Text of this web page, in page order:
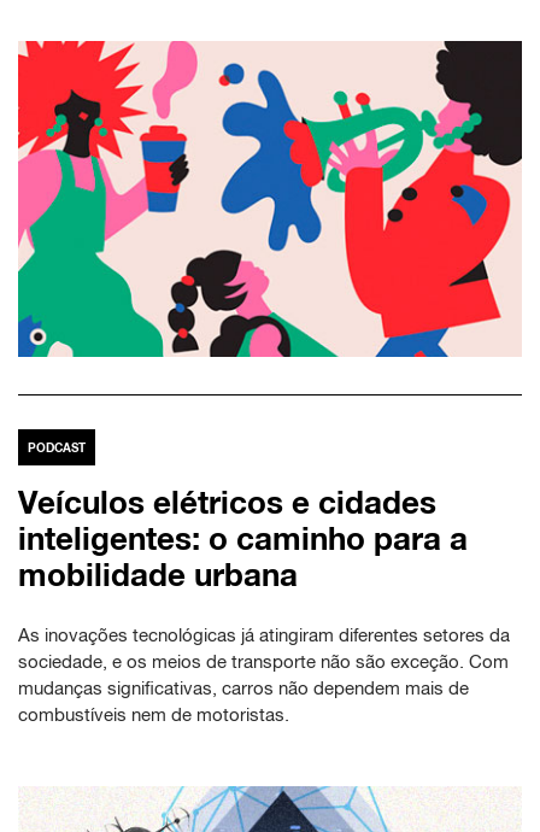
PODCAST
Veículos elétricos e cidades
inteligentes: o caminho para a
mobilidade urbana
As inovações tecnológicas já atingiram diferentes setores da
sociedade, e os meios de transporte não são exceção. Com
mudanças significativas, carros não dependem mais de
combustíveis nem de motoristas.